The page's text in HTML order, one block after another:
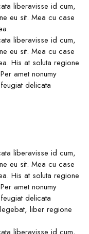
liberavisse id cum,
eu sit. Mea cu case
liberavisse id cum,
eu sit. Mea cu case
His at soluta regione
amet nonumy
delicata
liberavisse id cum,
eu sit. Mea cu case
His at soluta regione
amet nonumy
delicata
liber regione